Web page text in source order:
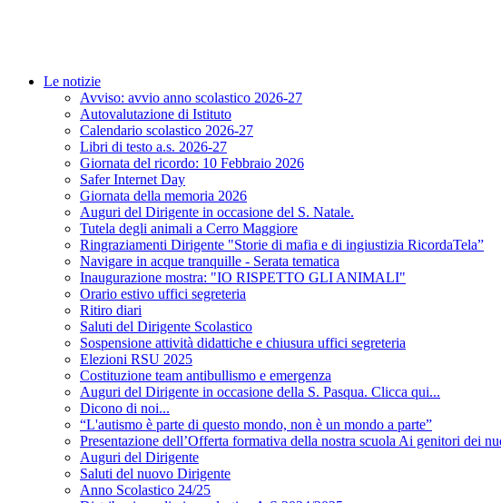
Le notizie
Avviso: avvio anno scolastico 2026-27
Autovalutazione di Istituto
Calendario scolastico 2026-27
Libri di testo a.s. 2026-27
Giornata del ricordo: 10 Febbraio 2026
Safer Internet Day
Giornata della memoria 2026
Auguri del Dirigente in occasione del S. Natale.
Tutela degli animali a Cerro Maggiore
Ringraziamenti Dirigente "Storie di mafia e di ingiustizia RicordaTela”
Navigare in acque tranquille - Serata tematica
Inaugurazione mostra: "IO RISPETTO GLI ANIMALI"
Orario estivo uffici segreteria
Ritiro diari
Saluti del Dirigente Scolastico
Sospensione attività didattiche e chiusura uffici segreteria
Elezioni RSU 2025
Costituzione team antibullismo e emergenza
Auguri del Dirigente in occasione della S. Pasqua. Clicca qui...
Dicono di noi...
“L'autismo è parte di questo mondo, non è un mondo a parte”
Presentazione dell’Offerta formativa della nostra scuola Ai genitori dei
Auguri del Dirigente
Saluti del nuovo Dirigente
Anno Scolastico 24/25